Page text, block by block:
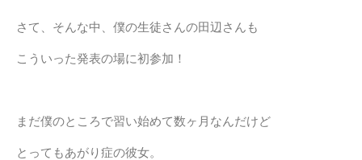
さて、そんな中、僕の生徒さんの田辺さんも
こういった発表の場に初参加！
まだ僕のところで習い始めて数ヶ月なんだけど
とってもあがり症の彼女。